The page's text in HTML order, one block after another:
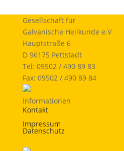
Gesellschaft für
Galvanische Heilkunde e.V
Hauptstraße 6
D 96175 Pettstadt
Tel: 09502 / 490 89 83
Fax: 09502 / 490 89 84
Informationen
Kontakt
Impressum
Datenschutz